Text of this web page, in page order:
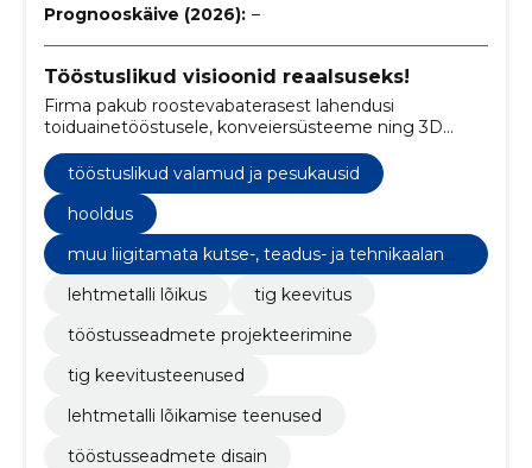
Prognooskäive (2026): –
Tööstuslikud visioonid reaalsuseks!
Firma pakub roostevabaterasest lahendusi
toiduainetööstusele, konveiersüsteeme ning 3D
disaini.
tööstuslikud valamud ja pesukausid
hooldus
muu liigitamata kutse-, teadus- ja tehnikaalane
tegevus
lehtmetalli lõikus
tig keevitus
tööstusseadmete projekteerimine
tig keevitusteenused
lehtmetalli lõikamise teenused
tööstusseadmete disain